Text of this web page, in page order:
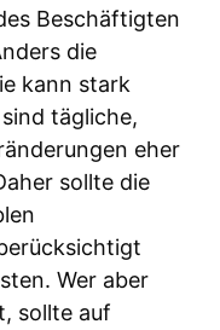
Beschäftigten
die
kann stark
tägliche,
eher
sollte die
Wer aber
sollte auf